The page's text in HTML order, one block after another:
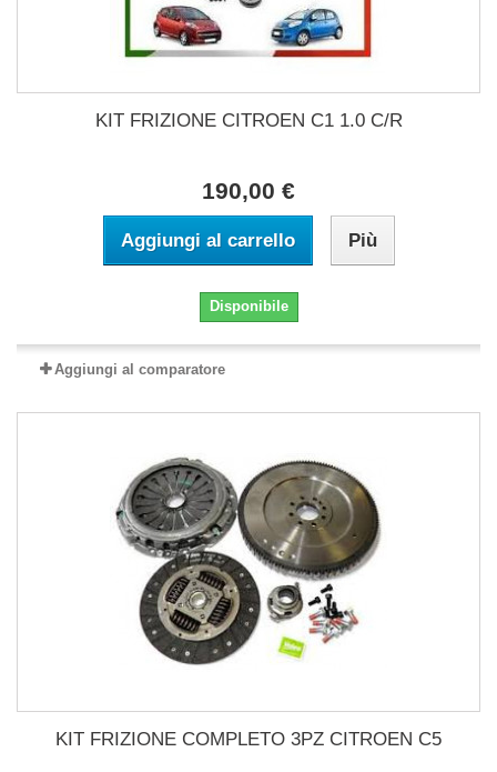
KIT FRIZIONE CITROEN C1 1.0 C/R
190,00 €
Aggiungi al carrello Più
Disponibile
Aggiungi al comparatore
KIT FRIZIONE COMPLETO 3PZ CITROEN C5